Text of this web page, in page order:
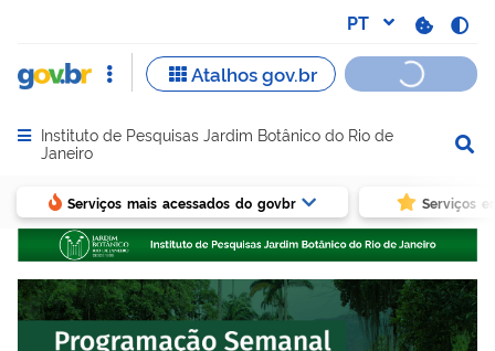
Abrir menu principal de navegação
Instituto de Pesquisas Jardim Botânico do Rio de
Janeiro
Serviços mais acessados do govbr Serviços